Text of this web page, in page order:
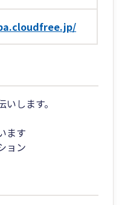
します。
ます
ョン